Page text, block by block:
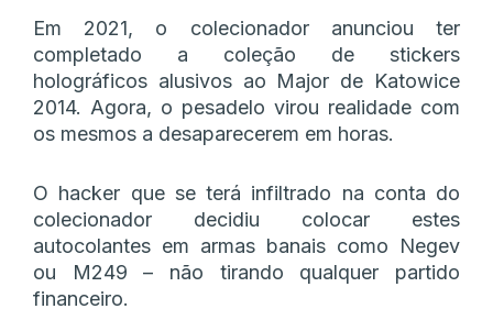
Em 2021, o colecionador anunciou ter
completado a coleção de stickers
holográficos alusivos ao Major de Katowice
2014. Agora, o pesadelo virou realidade com
os mesmos a desaparecerem em horas.
O hacker que se terá infiltrado na conta do
colecionador decidiu colocar estes
autocolantes em armas banais como Negev
ou M249 – não tirando qualquer partido
financeiro.